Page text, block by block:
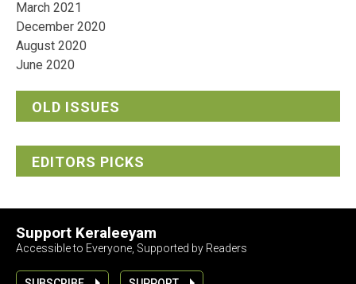
March 2021
December 2020
August 2020
June 2020
OLD ISSUES
EDITORS PICKS
Support Keraleeyam
Accessible to Everyone, Supported by Readers